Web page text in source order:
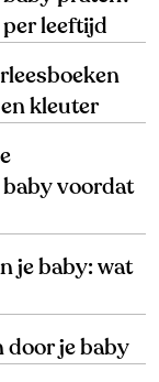
leeftijd
kleuter
voordat
je baby: wat
door je baby